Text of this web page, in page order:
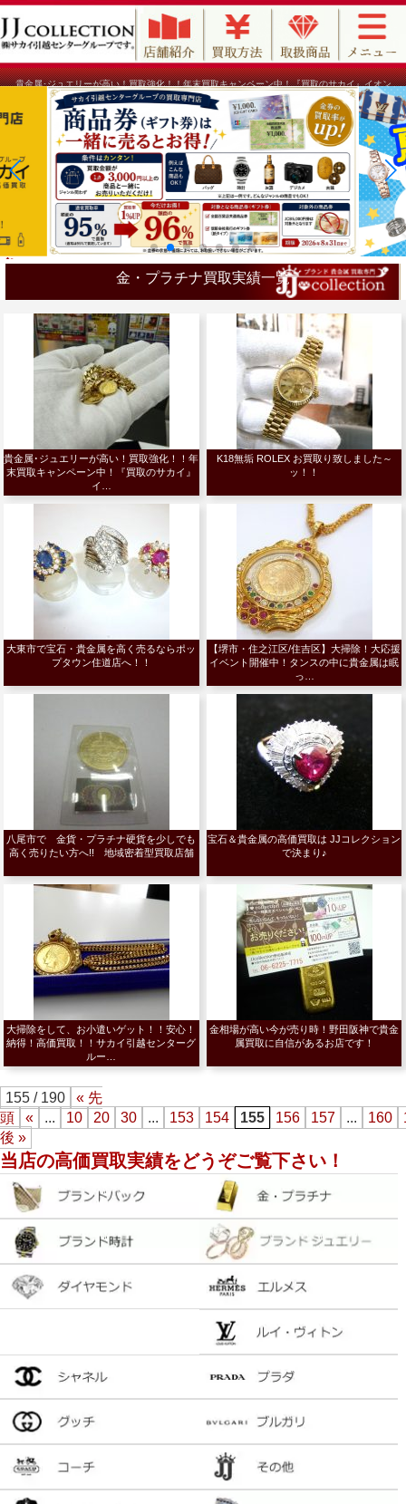
貴金属･ジュエリーが高い！買取強化！！年末買取キャンペーン中！『買取のサカイ』イオン
モール堺北花田店｜ブランド買取のJJコレクション
金・プラチナ買取実績一覧
貴金属･ジュエリーが高い！買取強化！！年
末買取キャンペーン中！『買取のサカイ』
イ…
K18無垢 ROLEX お買取り致しました～
ッ！！
大東市で宝石・貴金属を高く売るならポッ
プタウン住道店へ！！
【堺市・住之江区/住吉区】大掃除！大応援
イベント開催中！タンスの中に貴金属は眠
っ…
八尾市で 金貨・プラチナ硬貨を少しでも
高く売りたい方へ!! 地域密着型買取店舗
宝石＆貴金属の高価買取は JJコレクション
で決まり♪
大掃除をして、お小遣いゲット！！安心！
納得！高価買取！！サカイ引越センターグ
ルー…
金相場が高い今が売り時！野田阪神で貴金
属買取に自信があるお店です！
155 / 190
« 先
頭
« ... 10 20 30 ... 153 154 155 156 157 ... 160
後 »
当店の高価買取実績をどうぞご覧下さい！